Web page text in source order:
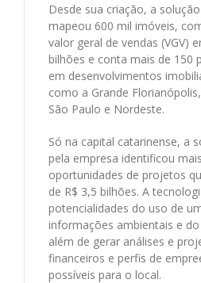
Desde sua criação, a
mapeou 600 mil imóveis,
valor geral de vendas (VGV)
bilhões e conta mais de 150
em desenvolvimentos
como a Grande
São Paulo e Nordeste.
Só na capital catarinense, a
pela empresa identificou
oportunidades de projetos
de R$ 3,5 bilhões. A
potencialidades do uso de
informações ambientais e
além de gerar análises e
financeiros e perfis de
possíveis para o local.